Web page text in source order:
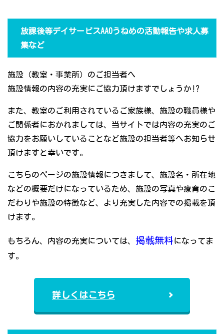
放課後等デイサービスAAOうねめの活動報告や求人募
集など
施設（教室・事業所）のご担当者へ
施設情報の内容の充実にご協力頂けますでしょうか!?
また、教室のご利用されているご家族様、施設の職員様や
ご関係者におかれましては、当サイトでは内容の充実のご
協力をお願いしていることなど施設の担当者等へお知らせ
頂けますと幸いです。
こちらのページの施設情報につきまして、施設名・所在地
などの概要だけになっているため、施設の写真や療育のこ
だわりや施設の特徴など、より充実した内容での掲載を頂
けます。
もちろん、内容の充実については、 掲載無料になってま
す。
詳しくはこちら